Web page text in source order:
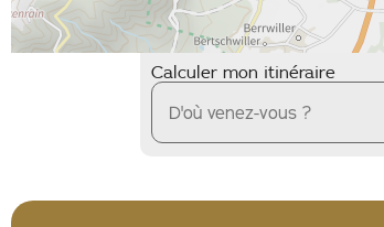
Calculer mon itinéraire